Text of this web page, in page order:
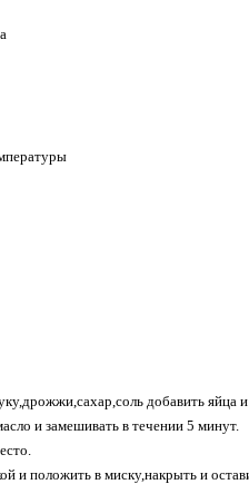
добавить яйца
и замешивать в течении 5 минут.
и положить в миску,накрыть и